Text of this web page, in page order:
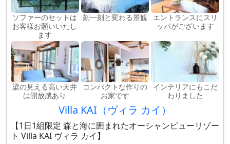
ソファーのセットは
お客様お願いいたし
ます
刻一刻と変わる景観
エントランスにスリ
ッパがございます
梁の見える高い天井
は開放感あり
コンパクトな作りの
お家です
インテリアにもこだ
わりました
Villa KAI（ヴィラ カイ）
【1日1組限定 森と海に囲まれたオーシャンビューリゾー
ト Villa KAI ヴィラ カイ】